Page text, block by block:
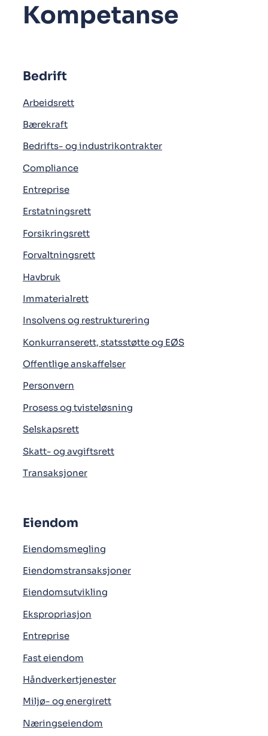
Kompetanse
Bedrift
Arbeidsrett
Bærekraft
Bedrifts- og industrikontrakter
Compliance
Entreprise
Erstatningsrett
Forsikringsrett
Forvaltningsrett
Havbruk
Immaterialrett
Insolvens og restrukturering
Konkurranserett, statsstøtte og EØS
Offentlige anskaffelser
Personvern
Prosess og tvisteløsning
Selskapsrett
Skatt- og avgiftsrett
Transaksjoner
Eiendom
Eiendomsmegling
Eiendomstransaksjoner
Eiendomsutvikling
Ekspropriasjon
Entreprise
Fast eiendom
Håndverkertjenester
Miljø- og energirett
Næringseiendom